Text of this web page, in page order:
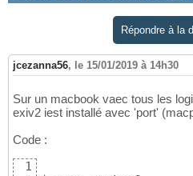
Répondre à la
jcezanna56, le 15/01/2019 à 14h30
Sur un macbook vaec tous les
exiv2 iest installé avec 'port'
Code :
1